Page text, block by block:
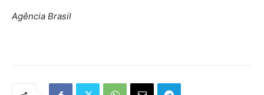
Agência Brasil